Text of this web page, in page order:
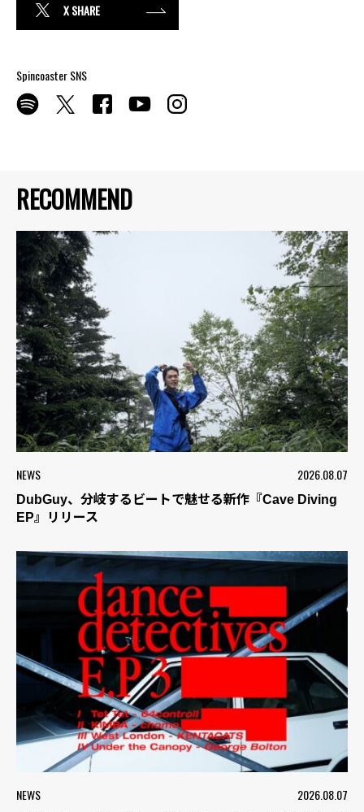
RECOMMEND
NEWS 2026.08.07
DubGuy、分岐するビートで魅せる新作『Cave Diving
EP』リリース
NEWS 2026.08.07
X SHARE
Spincoaster SNS